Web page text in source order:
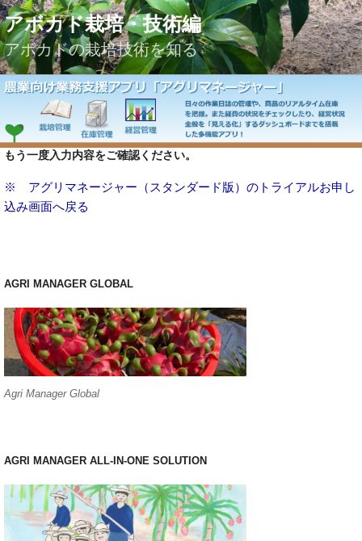
コ
ン
テ
ン
ツ
ス
キ
ッ
プ
アボカド栽培・技術編
アボカドの栽培技術を知る
もう一度入力内容をご確認ください。
※ アグリマネージャー（スタンダード版）のトライアルお申し
込み画面へ戻る
AGRI MANAGER GLOBAL
Agri Manager Global
AGRI MANAGER ALL-IN-ONE SOLUTION